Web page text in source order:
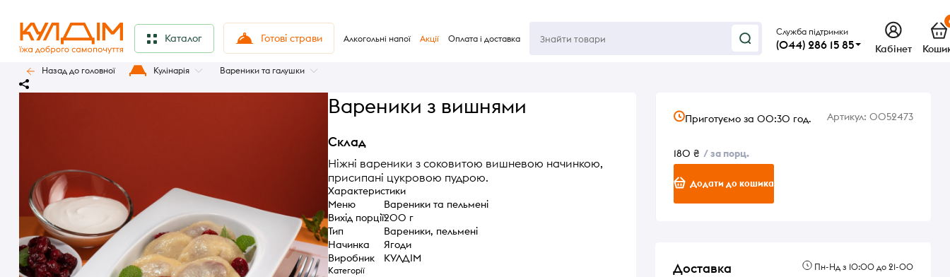
Каталог Готові страви Алкогольні напої Акції Оплата і доставка
Служба підтримки
(044) 286 15 85 Кабінет
Назад до головної Кулінарія Вареники та галушки
Вареники з вишнями
Склад
Ніжні вареники з соковитою вишневою начинкою,
присипані цукровою пудрою.
Характеристики
Меню
Вареники та пельмені
Вихід порції200 г
Тип
Вареники, пельмені
Начинка
Ягоди
Виробник
КУЛДІМ
Категорії
Приготуємо за 00:30 год. Артикул: 0052473
180 ₴ / за порц.
Додати до кошика
Доставка Пн-Нд з 10:00 до 21-00